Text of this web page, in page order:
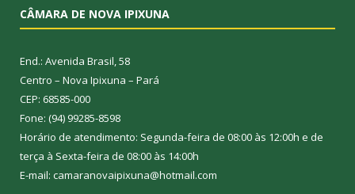
CÂMARA DE NOVA IPIXUNA
End.: Avenida Brasil, 58
Centro – Nova Ipixuna – Pará
CEP: 68585-000
Fone: (94) 99285-8598
Horário de atendimento: Segunda-feira de 08:00 às 12:00h e de
terça à Sexta-feira de 08:00 às 14:00h
E-mail: camaranovaipixuna@hotmail.com